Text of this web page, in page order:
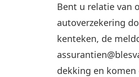
Bent u relatie van
autoverzekering
kenteken, de
dekking en